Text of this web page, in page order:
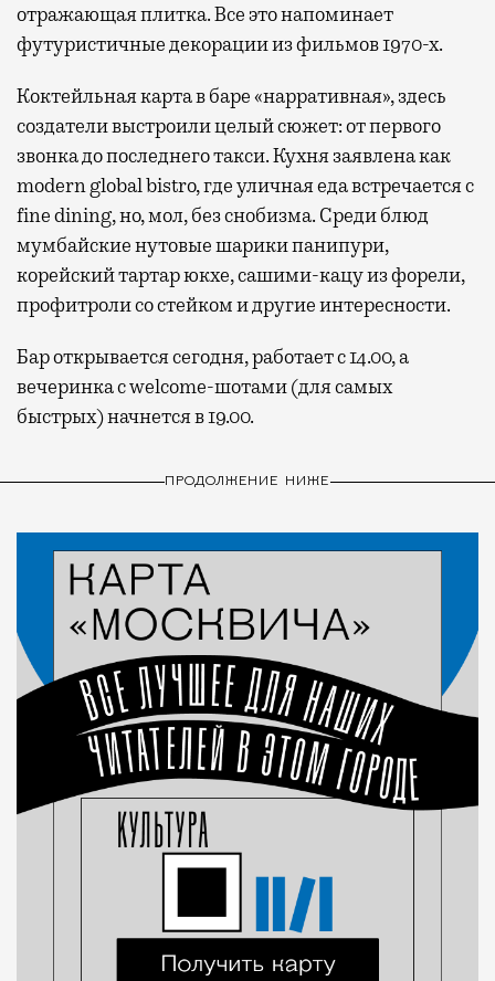
отражающая плитка. Все это напоминает
футуристичные декорации из фильмов 1970-х.
Коктейльная карта в баре «нарративная», здесь
создатели выстроили целый сюжет: от первого
звонка до последнего такси. Кухня заявлена как
modern global bistro, где уличная еда встречается с
fine dining, но, мол, без снобизма. Среди блюд
мумбайские нутовые шарики панипури,
корейский тартар юкхе, сашими-кацу из форели,
профитроли со стейком и другие интересности.
Бар открывается сегодня, работает с 14.00, а
вечеринка с welcome-шотами (для самых
быстрых) начнется в 19.00.
ПРОДОЛЖЕНИЕ НИЖЕ